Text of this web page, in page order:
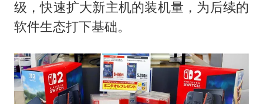
级，快速扩大新主机的装机量，为后续的
软件生态打下基础。